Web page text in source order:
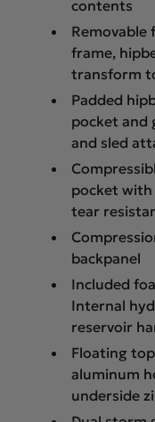
contents
Removable
frame,
transform
Padded
pocket and
and sled
pocket
tear
backpanel
Included
Internal
reservoir
Floating
aluminum
underside